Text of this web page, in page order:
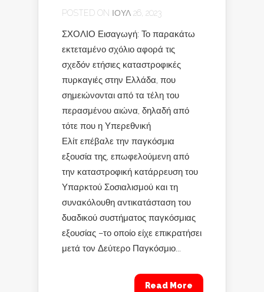
POSTED ON ΙΟΎΛ 26, 2023
ΣΧΟΛΙΟ Εισαγωγή: Το παρακάτω
εκτεταμένο σχόλιο αφορά τις
σχεδόν ετήσιες καταστροφικές
πυρκαγιές στην Ελλάδα, που
σημειώνονται από τα τέλη του
περασμένου αιώνα, δηλαδή από
τότε που η Υπερεθνική
Ελίτ επέβαλε την παγκόσμια
εξουσία της, επωφελούμενη από
την καταστροφική κατάρρευση του
Υπαρκτού Σοσιαλισμού και τη
συνακόλουθη αντικατάσταση του
δυαδικού συστήματος παγκόσμιας
εξουσίας –το οποίο είχε επικρατήσει
μετά τον Δεύτερο Παγκόσμιο...
Read More